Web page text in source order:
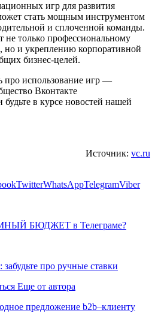
игр для развития
стать мощным инструментом
и сплоченной команды.
не только профессиональному
но и укреплению корпоративной
бизнес-целей.
про использование игр —
Вконтакте
в курсе новостей нашей
Источник: vc.ru
TwitterWhatsAppTelegramViber
БЮДЖЕТ в Телеграме?
про ручные ставки
Еще от автора
предложение b2b–клиенту